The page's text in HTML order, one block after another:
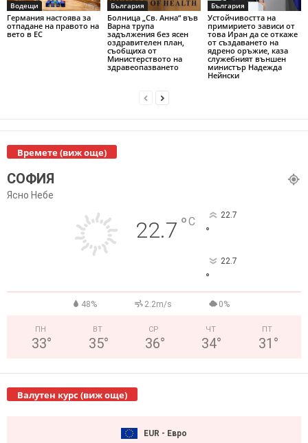
Водещи
Германия настоява за
отпадане на правото на
вето в ЕС
България
Болница „Св. Анна“ във
Варна трупа
задължения без ясен
оздравителен план,
съобщиха от
Министерството на
здравеопазването
България
Устойчивостта на
примирието зависи от
това Иран да се откаже
от създаването на
ядрено оръжие, каза
служебният външен
министър Надежда
Нейнски
Времете (виж още)
СОФИЯ
Ясно Небе
22.7 °C 22.7
°
22.7
°
48% 2.2m/s 0%
ПН
33°
ВТ
35°
СР
36°
ЧТ
34°
ПТ
31 °
Валутен курс (виж още)
EUR - Евро